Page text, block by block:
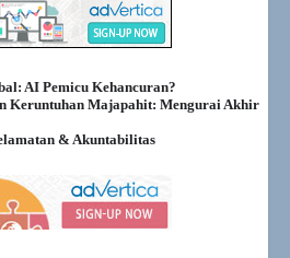
AI Pemicu Kehancuran?
Keruntuhan Majapahit: Mengurai Akhir
& Akuntabilitas